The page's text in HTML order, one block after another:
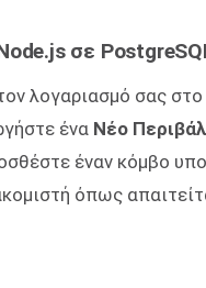
σε
λογαριασμό σας
ένα Νέο
έναν κόμβο
όπως